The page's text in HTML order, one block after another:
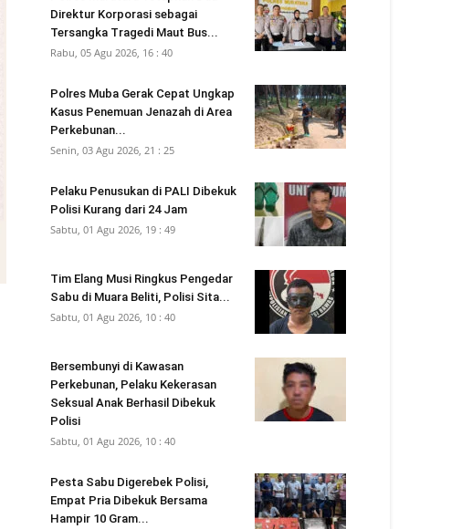
Direktur Korporasi sebagai
Tersangka Tragedi Maut Bus...
Rabu, 05 Agu 2026, 16 : 40
Polres Muba Gerak Cepat Ungkap
Kasus Penemuan Jenazah di Area
Perkebunan...
Senin, 03 Agu 2026, 21 : 25
Pelaku Penusukan di PALI Dibekuk
Polisi Kurang dari 24 Jam
Sabtu, 01 Agu 2026, 19 : 49
Tim Elang Musi Ringkus Pengedar
Sabu di Muara Beliti, Polisi Sita...
Sabtu, 01 Agu 2026, 10 : 40
Bersembunyi di Kawasan
Perkebunan, Pelaku Kekerasan
Seksual Anak Berhasil Dibekuk
Polisi
Sabtu, 01 Agu 2026, 10 : 40
Pesta Sabu Digerebek Polisi,
Empat Pria Dibekuk Bersama
Hampir 10 Gram...